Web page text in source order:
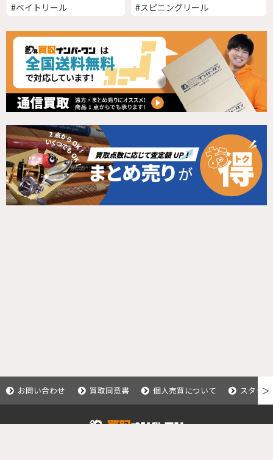
#ベイトリール
#スピニングリール
お問い合わせ 買取同意書 個人売買について スタッ＞